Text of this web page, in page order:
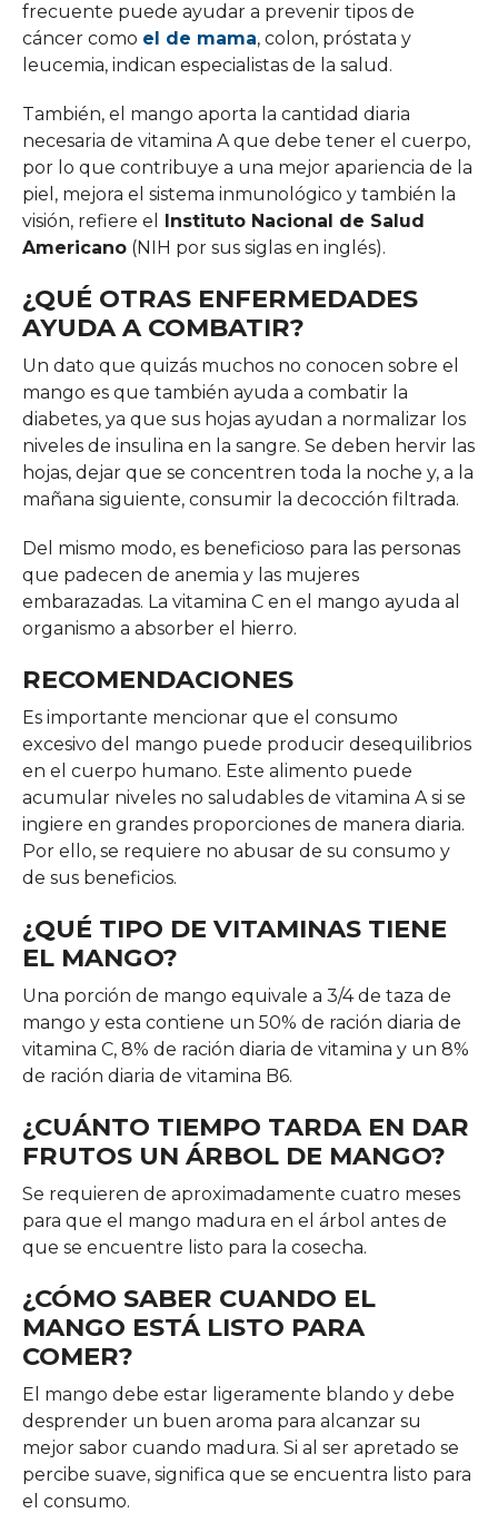
frecuente puede ayudar a prevenir tipos de
cáncer como el de mama, colon, próstata y
leucemia, indican especialistas de la salud.
También, el mango aporta la cantidad diaria
necesaria de vitamina A que debe tener el cuerpo,
por lo que contribuye a una mejor apariencia de la
piel, mejora el sistema inmunológico y también la
visión, refiere el
Instituto Nacional de Salud
Americano(NIH por sus siglas en inglés).
¿QUÉ OTRAS ENFERMEDADES
AYUDA A COMBATIR?
Un dato que quizás muchos no conocen sobre el
mango es que también ayuda a combatir la
diabetes, ya que sus hojas ayudan a normalizar los
niveles de insulina en la sangre. Se deben hervir las
hojas, dejar que se concentren toda la noche y, a la
mañana siguiente, consumir la decocción filtrada.
Del mismo modo, es beneficioso para las personas
que padecen de anemia y las mujeres
embarazadas. La vitamina C en el mango ayuda al
organismo a absorber el hierro.
RECOMENDACIONES
Es importante mencionar que el consumo
excesivo del mango puede producir desequilibrios
en el cuerpo humano. Este alimento puede
acumular niveles no saludables de vitamina A si se
ingiere en grandes proporciones de manera diaria.
Por ello, se requiere no abusar de su consumo y
de sus beneficios.
¿QUÉ TIPO DE VITAMINAS TIENE
EL MANGO?
Una porción de mango equivale a 3/4 de taza de
mango y esta contiene un 50% de ración diaria de
vitamina C, 8% de ración diaria de vitamina y un 8%
de ración diaria de vitamina B6.
¿CUÁNTO TIEMPO TARDA EN DAR
FRUTOS UN ÁRBOL DE MANGO?
Se requieren de aproximadamente cuatro meses
para que el mango madura en el árbol antes de
que se encuentre listo para la cosecha.
¿CÓMO SABER CUANDO EL
MANGO ESTÁ LISTO PARA
COMER?
El mango debe estar ligeramente blando y debe
desprender un buen aroma para alcanzar su
mejor sabor cuando madura. Si al ser apretado se
percibe suave, significa que se encuentra listo para
el consumo.